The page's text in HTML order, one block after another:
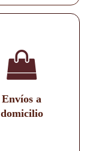
Envíos a
domicilio